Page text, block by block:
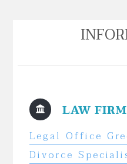
LAW FIRM
Legal Office
Divorce